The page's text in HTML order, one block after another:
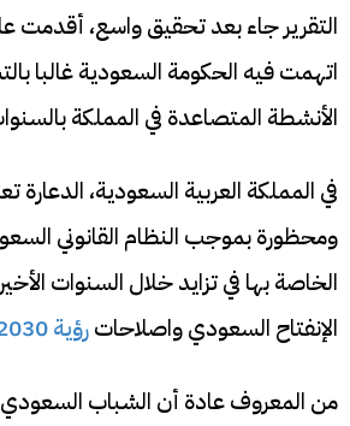
التقرير جاء بعد تحقيق واسع، أقدمت
اتهمت فيه الحكومة السعودية غالبا
الأنشطة المتصاعدة في المملكة
في المملكة العربية السعودية، الدعارة
ومحظورة بموجب النظام القانوني
الخاصة بها في تزايد خلال السنوات
الإنفتاح السعودي واصلاحاترؤية 2030
من المعروف عادة أن الشباب